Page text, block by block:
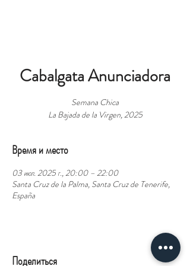
Cabalgata Anunciadora
Semana Chica
La Bajada de la Virgen, 2025
Время и место
03 июл. 2025 г., 20:00 – 22:00
Santa Cruz de la Palma, Santa Cruz de Tenerife,
España
Поделиться